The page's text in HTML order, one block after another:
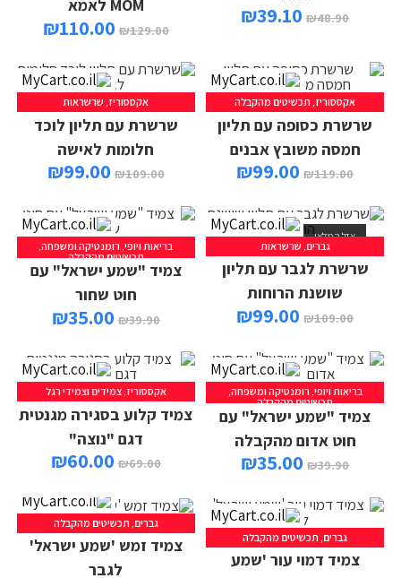
₪48.90
₪39.10
MOM לאמא
₪129.00
₪110.00
הוספה לסל
אקססוריז, תכשיטים מהקבלה
שרשרת כסופה עם תליון
חמסה משובץ אבנים
₪119.00
₪99.00
הוספה לסל
אקססוריז, שרשראות
שרשרת עם תליון לוכד
חלומות לאישה
₪109.00
₪99.00
אזל המלאי
מידע נוסף
גברים שרשראות
שרשרת לגבר עם תליון
שושנת הרוחות
₪109.00
₪99.00
הוספה לסל
בריאות ויופי, רומנטיקה ומשפחה,
תכשיטים מהקבלה
צמיד "שמע ישראל" עם
חוט שחור
₪39.90
₪35.00
הוספה לסל
בריאות ויופי, רומנטיקה ומשפחה,
תכשיטים מהקבלה
צמיד "שמע ישראל" עם
חוט אדום מהקבלה
₪39.90
₪35.00
בחר אפשרויות
אקססוריז,צמידים וצמידי רגל
צמיד קלוע בסגירה מגנטית
דגם "נוצה"
₪69.00
₪60.00
הוספה לסל
גברים תכשיטים מהקבלה
צמיד דמוי עור 'שמע
הוספה לסל
גברים תכשיטים מהקבלה
צמיד זמש 'שמע ישראל'
לגבר